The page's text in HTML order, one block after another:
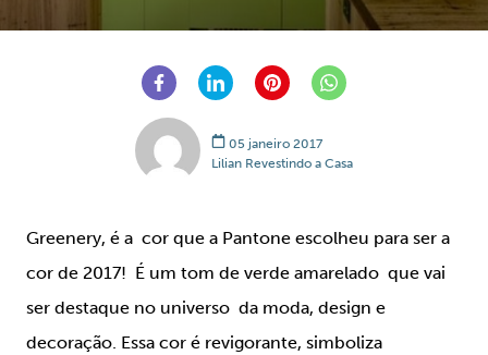
05 janeiro 2017
Lilian Revestindo a Casa
Greenery, é a cor que a Pantone escolheu para ser a
cor de 2017! É um tom de verde amarelado que vai
ser destaque no universo da moda, design e
decoração. Essa cor é revigorante, simboliza